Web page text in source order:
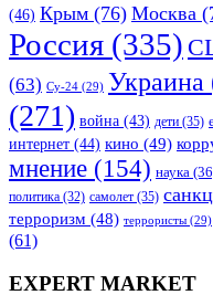
(46) Крым (76) Москва
Россия (335)
(63) Су-24 (29) Украина
(271) война (43) дети (35)
интернет (44) кино (49)
мнение (154) наука
политика (32) самолет (35)
терроризм (48) террористы (29)
(61)
EXPERT MARKET